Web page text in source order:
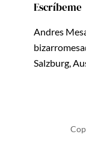
Escríbeme
Andres
Salzburg,